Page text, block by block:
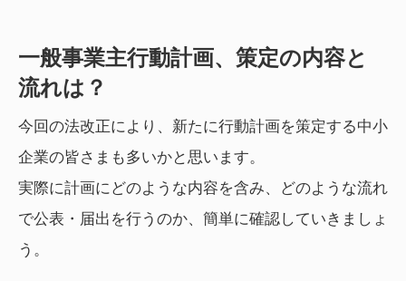
一般事業主行動計画、策定の内容と
流れは？
今回の法改正により、新たに行動計画を策定する中小
企業の皆さまも多いかと思います。
実際に計画にどのような内容を含み、どのような流れ
で公表・届出を行うのか、簡単に確認していきましょ
う。